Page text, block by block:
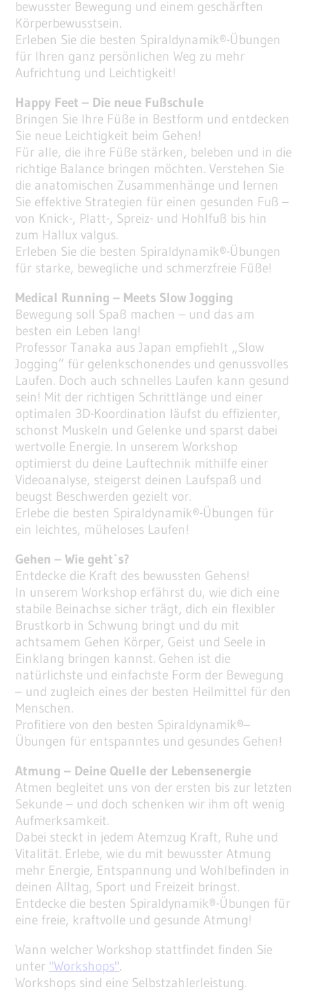
bewusster Bewegung und einem geschärften
Körperbewusstsein.
Erleben Sie die besten Spiraldynamik®-Übungen
für Ihren ganz persönlichen Weg zu mehr
Aufrichtung und Leichtigkeit!
Happy Feet – Die neue Fußschule
Bringen Sie Ihre Füße in Bestform und entdecken
Sie neue Leichtigkeit beim Gehen!
Für alle, die ihre Füße stärken, beleben und in die
richtige Balance bringen möchten. Verstehen Sie
die anatomischen Zusammenhänge und lernen
Sie effektive Strategien für einen gesunden Fuß –
von Knick-, Platt-, Spreiz- und Hohlfuß bis hin
zum Hallux valgus.
Erleben Sie die besten Spiraldynamik®-Übungen
für starke, bewegliche und schmerzfreie Füße!
Medical Running – Meets Slow Jogging
Bewegung soll Spaß machen – und das am
besten ein Leben lang!
Professor Tanaka aus Japan empfiehlt „Slow
Jogging“ für gelenkschonendes und genussvolles
Laufen. Doch auch schnelles Laufen kann gesund
sein! Mit der richtigen Schrittlänge und einer
optimalen 3D-Koordination läufst du effizienter,
schonst Muskeln und Gelenke und sparst dabei
wertvolle Energie. In unserem Workshop
optimierst du deine Lauftechnik mithilfe einer
Videoanalyse, steigerst deinen Laufspaß und
beugst Beschwerden gezielt vor.
Erlebe die besten Spiraldynamik®-Übungen für
ein leichtes, müheloses Laufen!
Gehen – Wie geht`s?
Entdecke die Kraft des bewussten Gehens!
In unserem Workshop erfährst du, wie dich eine
stabile Beinachse sicher trägt, dich ein flexibler
Brustkorb in Schwung bringt und du mit
achtsamem Gehen Körper, Geist und Seele in
Einklang bringen kannst. Gehen ist die
natürlichste und einfachste Form der Bewegung
– und zugleich eines der besten Heilmittel für den
Menschen.
Profitiere von den besten Spiraldynamik®–
Übungen für entspanntes und gesundes Gehen!
Atmung – Deine Quelle der Lebensenergie
Atmen begleitet uns von der ersten bis zur letzten
Sekunde – und doch schenken wir ihm oft wenig
Aufmerksamkeit.
Dabei steckt in jedem Atemzug Kraft, Ruhe und
Vitalität. Erlebe, wie du mit bewusster Atmung
mehr Energie, Entspannung und Wohlbefinden in
deinen Alltag, Sport und Freizeit bringst.
Entdecke die besten Spiraldynamik®-Übungen für
eine freie, kraftvolle und gesunde Atmung!
Wann welcher Workshop stattfindet finden Sie
unter "Workshops".
Workshops sind eine Selbstzahlerleistung.